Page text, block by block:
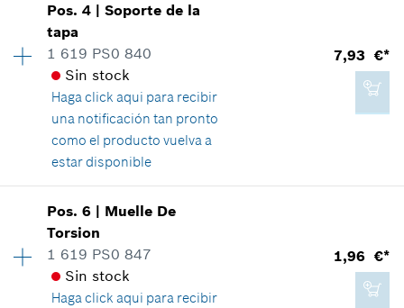
1,96 €*
*Recomendación de precio del fabricante no
vinculante, incluido IVA
Agregar a cesta de la compra
Grupo de precios:13
Información sobre recambios
Relación de aplicaciones de una pieza
Mostrar en figura
1,96 €*
*Recomendación de precio del fabricante no
vinculante, incluido IVA
Agregar a cesta de la compra
Pos.4 |Soporte de la
tapa
1 619 PS0 840
Sin stock
Haga click aqui para recibir
una notificación tan pronto
como el producto vuelva a
estar disponible
7,93 €*
Grupo de precios:22
Información sobre recambios
Relación de aplicaciones de una pieza
Mostrar en figura
Pos.6 | Muelle De
Torsion
1 619 PS0 847
Sin stock
Haga click aqui para recibir
1,96 €*